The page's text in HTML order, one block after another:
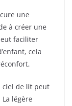
une
à créer une
faciliter
cela
ciel de lit peut
légère